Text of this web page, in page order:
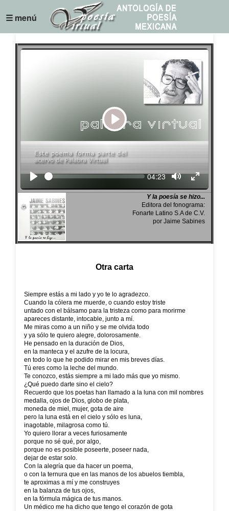
☰ menú
Play
Seek Current
04:23
Y la poesía se hizo...
Editora del fonograma:
Fonarte Latino S.A de C.V.
por Jaime Sabines
Otra carta
Siempre estás a mi lado y yo te lo agradezco.
Cuando la cólera me muerde, o cuando estoy triste
untado con el bálsamo para la tristeza como para morirme
apareces distante, intocable, junto a mí.
Me miras como a un niño y se me olvida todo
y ya sólo te quiero alegre, dolorosamente.
He pensado en la duración de Dios,
en la manteca y el azufre de la locura,
en todo lo que he podido mirar en mis breves días.
Tú eres como la leche del mundo.
Te conozco, estás siempre a mi lado más que yo mismo.
¿Qué puedo darte sino el cielo?
Recuerdo que los poetas han llamado a la luna con mil nombres
medalla, ojos de Dios, globo de plata,
moneda de miel, mujer, gota de aire
pero la luna está en el cielo y sólo es luna,
inagotable, milagrosa como tú.
Yo quiero llorar a veces furiosamente
porque no sé qué, por algo,
porque no es posible poseerte, poseer nada,
dejar de estar solo.
Con la alegría que da hacer un poema,
o con la ternura que en las manos de los abuelos tiembla,
te aproximas a mí y me construyes
en la balanza de tus ojos,
en la fórmula mágica de tus manos.
Un médico me ha dicho que tengo el corazón de gota